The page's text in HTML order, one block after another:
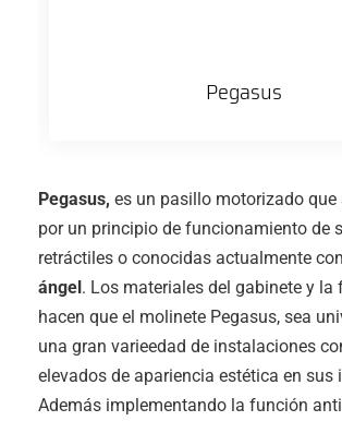
Pegasus
Pegasus, es un pasillo motorizado que
por un principio de funcionamiento de
retráctiles o conocidas actualmente
ángel. Los materiales del gabinete y la
hacen que el molinete Pegasus, sea
una gran varieedad de instalaciones
elevados de apariencia estética en sus
Además implementando la función